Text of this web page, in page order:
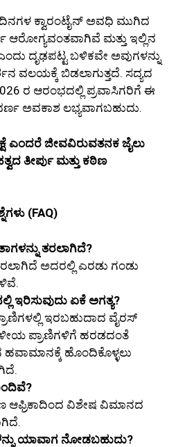
ದಿನಗಳ ಕ್ವಾರಂಟೈನ್ ಅವಧಿ ಮುಗಿದ
ಆರೋಗ್ಯವಂತವಾಗಿವೆ ಮತ್ತು ಇಲ್ಲಿನ
ದೃಢಪಟ್ಟ ಬಳಿಕವೇ ಅವುಗಳನ್ನು
ವಲಯಕ್ಕೆ ಬಿಡಲಾಗುತ್ತದೆ. ಸದ್ಯದ
ರ ಆರಂಭದಲ್ಲಿ ಪ್ರವಾಸಿಗರಿಗೆ ಈ
ಅವಕಾಶ ಲಭ್ಯವಾಗಬಹುದು.
ಎಂದರೆ ಜೀವವಿರುವತನಕ ಜೈಲು
ತೀರ್ಪು ಮತ್ತು ಕಠಿಣ
(FAQ)
ತರಲಾಗಿದೆ?
ತರಲಾಗಿದೆ ಅದರಲ್ಲಿ ಎರಡು ಗಂಡು
ಇರಿಸುವುದು ಏಕೆ ಅಗತ್ಯ?
ಇರಬಹುದಾದ ವೈರಸ್
ಪ್ರಾಣಿಗಳಿಗೆ ಹರಡದಂತೆ
ಹೊಂದಿಕೊಳ್ಳಲು
ಆಫ್ರಿಕಾದಿಂದ ವಿಶೇಷ ವಿಮಾನದ
ಯಾವಾಗ ನೋಡಬಹುದು?